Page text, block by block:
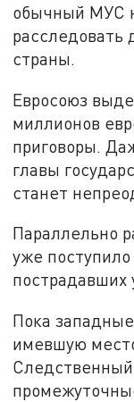
обычный МУС
расследовать
страны.
Евросоюз
миллионов
приговоры.
главы
станет
Параллельно
уже
пострадавших
Пока
имевшую